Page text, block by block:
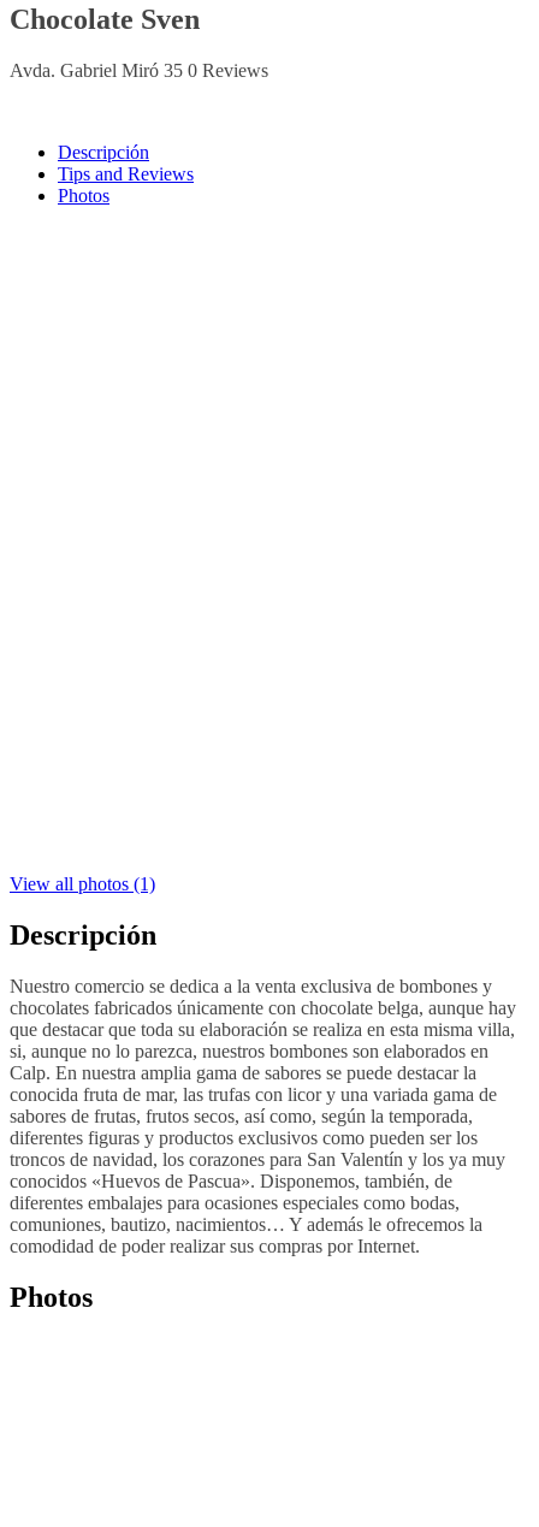
Chocolate Sven
Avda. Gabriel Miró 35 0 Reviews
Descripción
Tips and Reviews
Photos
View all photos (1)
Descripción
Nuestro comercio se dedica a la venta exclusiva de bombones y
chocolates fabricados únicamente con chocolate belga, aunque hay
que destacar que toda su elaboración se realiza en esta misma villa,
si, aunque no lo parezca, nuestros bombones son elaborados en
Calp. En nuestra amplia gama de sabores se puede destacar la
conocida fruta de mar, las trufas con licor y una variada gama de
sabores de frutas, frutos secos, así como, según la temporada,
diferentes figuras y productos exclusivos como pueden ser los
troncos de navidad, los corazones para San Valentín y los ya muy
conocidos «Huevos de Pascua». Disponemos, también, de
diferentes embalajes para ocasiones especiales como bodas,
comuniones, bautizo, nacimientos… Y además le ofrecemos la
comodidad de poder realizar sus compras por Internet.
Photos